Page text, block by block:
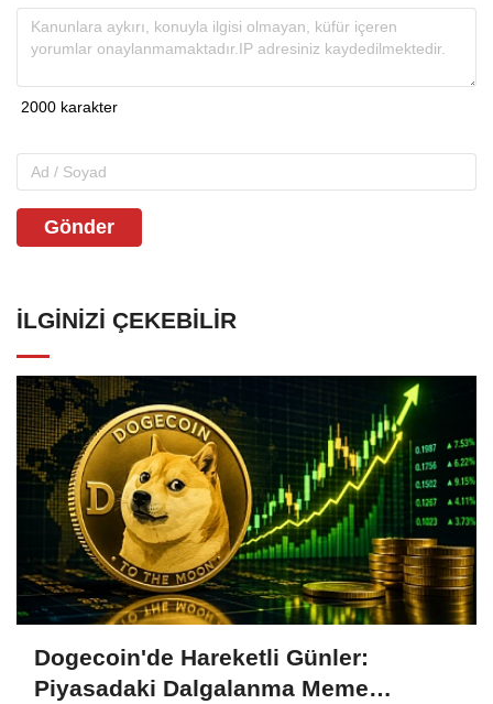
Gönder
İLGINIZI ÇEKEBILIR
Dogecoin'de Hareketli Günler:
Piyasadaki Dalgalanma Meme